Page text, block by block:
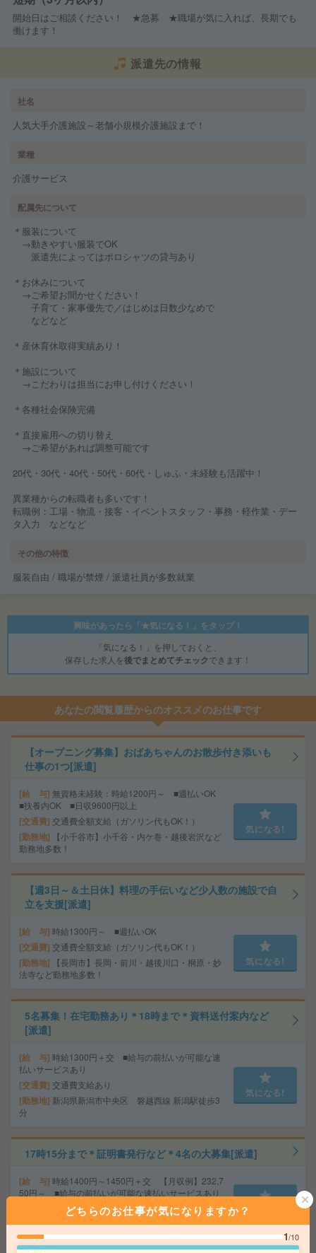
開始日はご相談ください！ ★急募 ★職場が気に入れば、長期でも
働けます！
派遣先の情報
社名
人気大手介護施設～老舗小規模介護施設まで！
業種
介護サービス
配属先について
＊服装について
→動きやすい服装でOK
派遣先によってはポロシャツの貸与あり
＊お休みについて
→ご希望お聞かせください！
子育て・家事優先で／はじめは日数少なめで
などなど
＊産休育休取得実績あり！
＊施設について
→こだわりは担当にお申し付けください！
＊各種社会保険完備
＊直接雇用への切り替え
→ご希望があれば調整可能です
20代・30代・40代・50代・60代・しゅふ・未経験も活躍中！
異業種からの転職者も多いです！
転職例：工場・物流・接客・イベントスタッフ・事務・軽作業・デー
タ入力 などなど
その他の特徴
服装自由 / 職場が禁煙 / 派遣社員が多数就業
興味があったら「★気になる！」をタップ！
「気になる！」を押しておくと、
保存した求人を後でまとめてチェックできます！
あなたの閲覧履歴からのオススメのお仕事です
【オープニング募集】おばあちゃんのお散歩付き添いも
仕事の1つ[派遣]
給 与 無資格未経験：時給1200円～ ■週払いOK
■扶養内OK ■日収9600円以上
交通費 交通費全額支給（ガソリン代もOK！）
勤務地
【小千谷市】小千谷・内ケ巻・越後岩沢など
勤務地多数！
気になる!
【週3日～＆土日休】料理の手伝いなど少人数の施設で自
立を支援[派遣]
給 与 時給1300円～ ■週払いOK
交通費 交通費全額支給（ガソリン代もOK！）
勤務地
【長岡市】長岡・前川・越後川口・桐原・妙
法寺など勤務地多数！
気になる!
5名募集！在宅勤務あり＊18時まで＊資料送付案内など
[派遣]
給 与 時給1300円＋交 ■給与の前払いが可能な速
払いサービスあり
交通費 交通費支給あり
勤務地 新潟県新潟市中央区 磐越西線 新潟駅徒歩3
分
気になる!
17時15分まで＊証明書発行など＊4名の大募集[派遣]
給 与 時給1400円～1450円＋交 【月収例】232,7
50円～ ■給与の前払いが可能な速払いサービスあり
交通費支給あり
勤務地 長野県長野市 篠ノ井線 長野駅徒歩15分
気になる!
どちらのお仕事が気になりますか？
1/10